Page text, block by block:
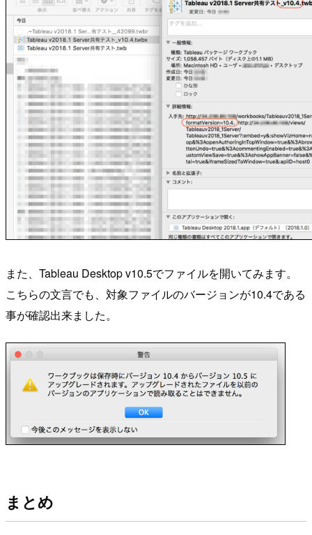
また、Tableau Desktop v10.5でファイルを開いてみます。
こちらの文言でも、対象ファイルのバージョンが10.4である
事が確認出来ました。
まとめ